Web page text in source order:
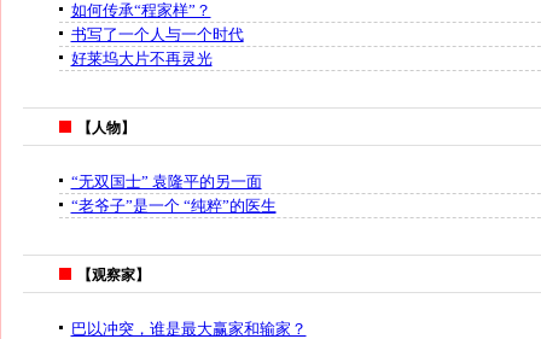
如何传承“程家样”？
书写了一个人与一个时代
好莱坞大片不再灵光
【人物】
“无双国士” 袁隆平的另一面
“老爷子”是一个 “纯粹”的医生
【观察家】
巴以冲突，谁是最大赢家和输家？